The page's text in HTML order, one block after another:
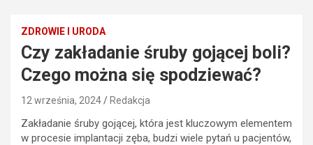
ZDROWIE I URODA
Czy zakładanie śruby gojącej boli?
Czego można się spodziewać?
12 września, 2024 Redakcja
Zakładanie śruby gojącej, która jest kluczowym elementem
w procesie implantacji zęba, budzi wiele pytań u pacjentów,